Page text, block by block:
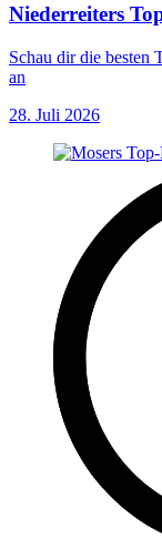
Niederreiters
Schau dir die besten
an
28. Juli 2026